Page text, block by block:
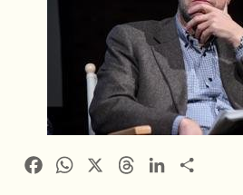
FacebookWhatsApp ThreadsLinkedIn